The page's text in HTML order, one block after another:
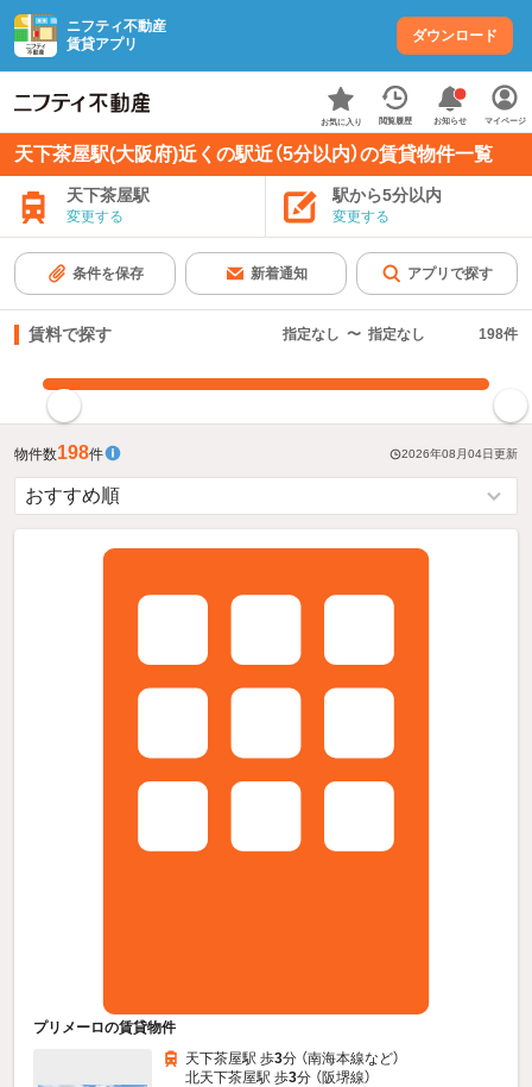
ニフティ不動産
賃貸アプリ
ダウンロード
お気に入り 閲覧履歴 お知らせ マイページ
天下茶屋駅(大阪府)近くの駅近（5分以内）の賃貸物件一覧
天下茶屋駅
変更する
駅から5分以内
変更する
条件を保存 新着通知 アプリで探す
賃料で探す 指定なし 〜 指定なし 198件
物件数198件 2026年08月04日更新
プリメーロの賃貸物件
天下茶屋駅 歩3分 （南海本線など）
北天下茶屋駅 歩3分 （阪堺線）